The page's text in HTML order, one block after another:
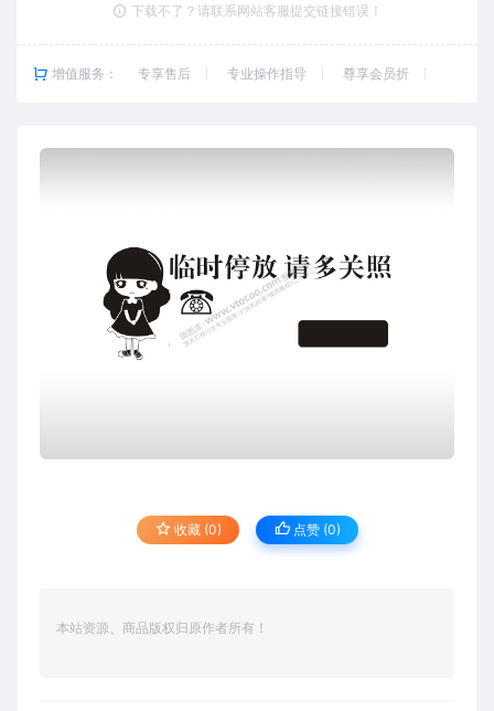
下载不了？请联系网站客服提交链接错误！
增值服务： 专享售后 专业操作指导 尊享会员折
收藏 (0) 点赞 (0)
本站资源、商品版权归原作者所有！